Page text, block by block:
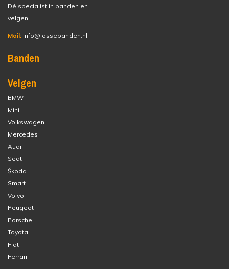
Dé specialist in banden en
velgen.
Mail: info@lossebanden.nl
Banden
Velgen
BMW
Mini
Volkswagen
Mercedes
Audi
Seat
Škoda
Smart
Volvo
Peugeot
Porsche
Toyota
Fiat
Ferrari